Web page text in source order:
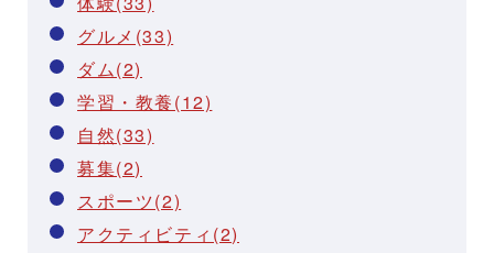
グルメ(33)
ダム(2)
学習・教養(12)
自然(33)
募集(2)
スポーツ(2)
アクティビティ(2)